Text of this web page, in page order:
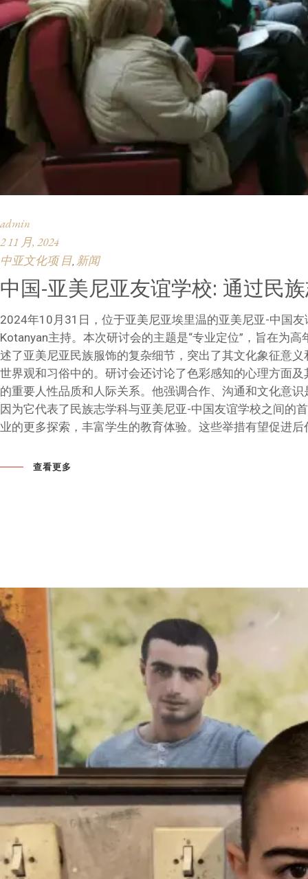
admin
2 11 月, 2024
中亚文化项 目, 新闻
中国-亚美尼亚友谊学校: 通过民
2024年10月31日，位于亚美尼亚埃里温的亚美尼亚-中国
Kotanyan主持。本次研讨会的主题是“专业定位”，旨在为
述了亚美尼亚民族服饰的复杂细节，突出了其文化象征意
世界观和习俗中的。研讨会还讨论了色彩感知的心理方面
的重要人性品质和人际关系。他强调合作、沟通和文化意
因为它代表了民族志学科与亚美尼亚-中国友谊学校之间的
业的更多探索，丰富学生的教育体验。这些举措有望促进
查看更多